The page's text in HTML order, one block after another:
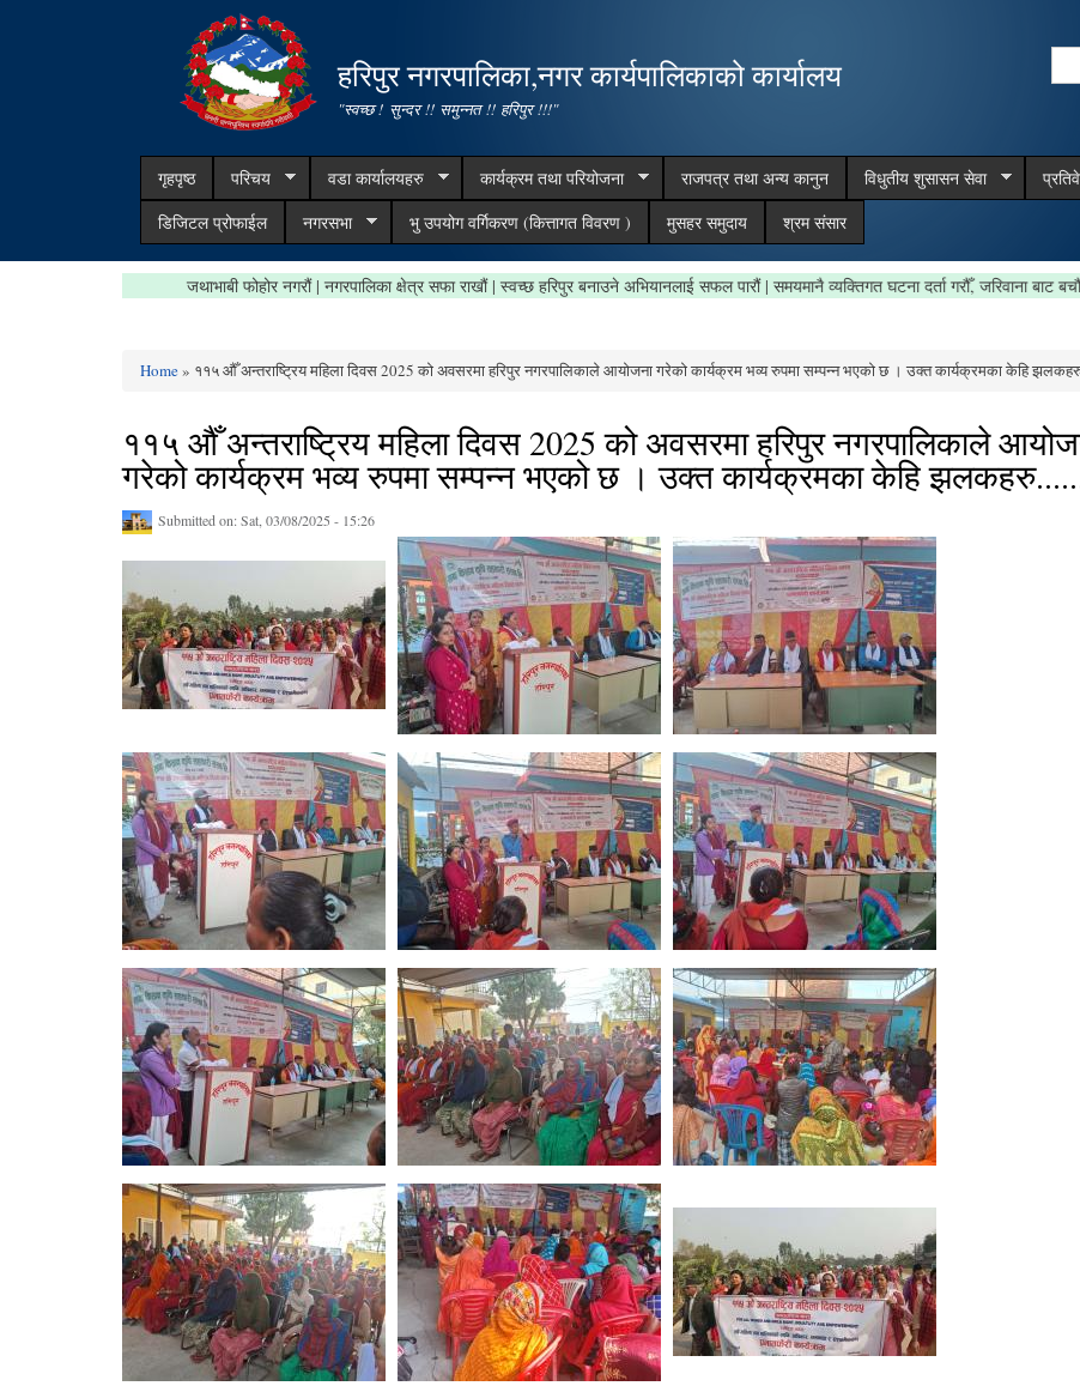
content
हरिपुर नगरपालिका,नगर कार्यपालिकाको कार्यालय
"स्वच्छ ! सुन्दर !! समुन्नत !! हरिपुर !!!"
गृहपृष्ठ परिचय वडा कार्यालयहरु कार्यक्रम तथा परियोजना राजपत्र तथा अन्य कानुन विधुतीय शुसासन सेवा
डिजिटल प्रोफाईल
नगरसभा भु उपयोग वर्गिकरण (कित्तागत विवरण ) मुसहर समुदाय श्रम संसार
जथाभाबी फोहोर नगरौं | नगरपालिका क्षेत्र सफा राखौं | स्वच्छ हरिपुर बनाउने अभियानलाई सफल पारौं | समयमानै व्यक्तिगत घटना दर्ता गरौँ,
Home» ११५ औँ अन्तराष्ट्रिय महिला दिवस 2025 को अवसरमा हरिपुर नगरपालिकाले आयोजना गरेको कार्यक्रम भव्य रुपमा सम्पन्न भएको छ । उक्त कार्यक्रमका केहि
११५ औँ अन्तराष्ट्रिय महिला दिवस 2025 को अवसरमा हरिपुर नगरपालिकाले
गरेको कार्यक्रम भव्य रुपमा सम्पन्न भएको छ । उक्त कार्यक्रमका केहि
Submitted on:Sat, 03/08/2025 - 15:26